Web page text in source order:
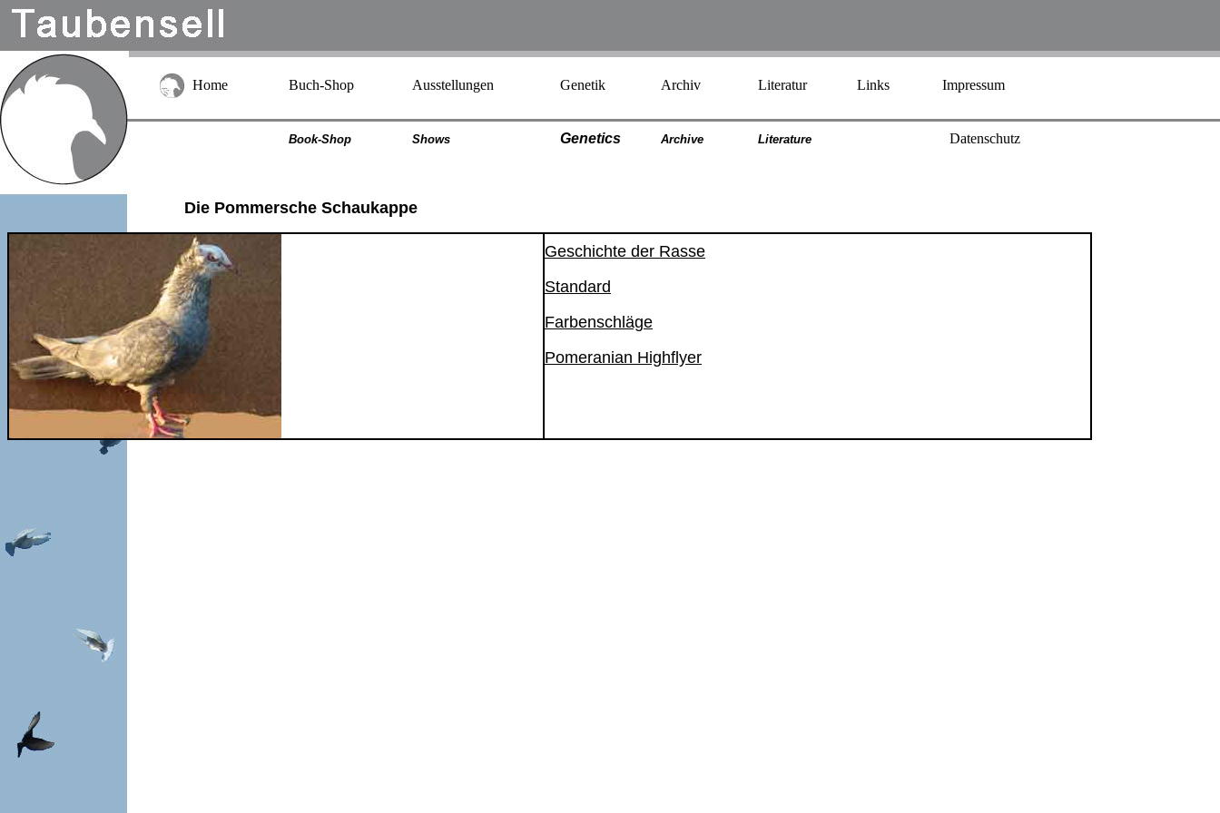
Home Buch-Shop Ausstellungen Genetik Archiv Literatur Links Impressum
Book-Shop Shows Genetics Archive Literature Datenschutz
Die Pommersche Schaukappe
Geschichte der Rasse
Standard
Farbenschläge
Pomeranian Highflyer